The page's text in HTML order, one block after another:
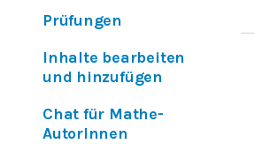
Prüfungen
Inhalte bearbeiten
und hinzufügen
Chat für Mathe-
AutorInnen